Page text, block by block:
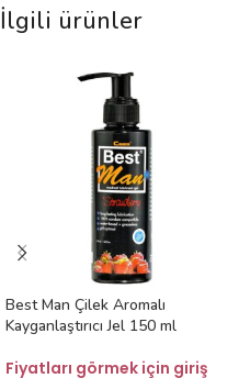
İlgili ürünler
Best Man Çilek Aromalı
Kayganlaştırıcı Jel 150 ml
Fiyatları görmek için giriş